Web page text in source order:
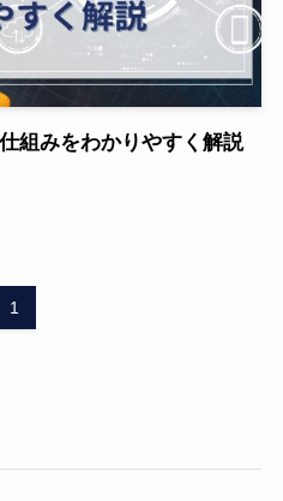
組みをわかりやすく解説
1